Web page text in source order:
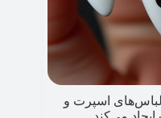
اسپرت و